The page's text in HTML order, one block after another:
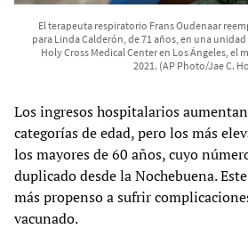
El terapeuta respiratorio Frans Oudenaar
para Linda Calderón, de 71 años, en una unidad
Holy Cross Medical Center en Los Ángeles, el
2021. (AP Photo/Jae C.
Los ingresos hospitalarios
categorías de edad, pero los más
los mayores de 60 años, cuyo
duplicado desde la Nochebuena.
más propenso a sufrir
vacunado.